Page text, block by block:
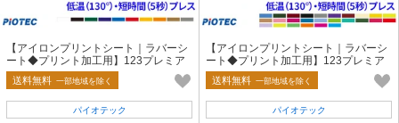
【アイロンプリントシート｜ラバーシ
ート◆プリント加工用】123プレミア
ム 63cm幅 普通色・メタリック色
送料無料 一部地域を除く
パイオテック
【アイロンプリントシート｜ラバーシ
ート◆プリント加工用】123プレミア
ム 50cm幅 普通色・蛍光色
送料無料 一部地域を除く
パイオテック